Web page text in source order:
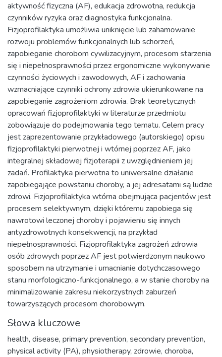
aktywność fizyczna (AF), edukacja zdrowotna, redukcja
czynników ryzyka oraz diagnostyka funkcjonalna.
Fizjoprofilaktyka umożliwia uniknięcie lub zahamowanie
rozwoju problemów funkcjonalnych lub schorzeń,
zapobieganie chorobom cywilizacyjnym, procesom starzenia
się i niepełnosprawności przez ergonomiczne wykonywanie
czynności życiowych i zawodowych, AF i zachowania
wzmacniające czynniki ochrony zdrowia ukierunkowane na
zapobieganie zagrożeniom zdrowia. Brak teoretycznych
opracowań fizjoprofilaktyki w literaturze przedmiotu
zobowiązuje do podejmowania tego tematu. Celem pracy
jest zaprezentowanie przykładowego (autorskiego) opisu
fizjoprofilaktyki pierwotnej i wtórnej poprzez AF, jako
integralnej składowej fizjoterapii z uwzględnieniem jej
zadań. Profilaktyka pierwotna to uniwersalne działanie
zapobiegające powstaniu choroby, a jej adresatami są ludzie
zdrowi. Fizjoprofilaktyka wtórna obejmująca pacjentów jest
procesem selektywnym, dzięki któremu zapobiega się
nawrotowi leczonej choroby i pojawieniu się innych
antyzdrowotnych konsekwencji, na przykład
niepełnosprawności. Fizjoprofilaktyka zagrożeń zdrowia
osób zdrowych poprzez AF jest potwierdzonym naukowo
sposobem na utrzymanie i umacnianie dotychczasowego
stanu morfologiczno-funkcjonalnego, a w stanie choroby na
minimalizowanie zakresu niekorzystnych zaburzeń
towarzyszących procesom chorobowym.
Słowa kluczowe
health, disease, primary prevention, secondary prevention,
physical activity (PA), physiotherapy, zdrowie, choroba,